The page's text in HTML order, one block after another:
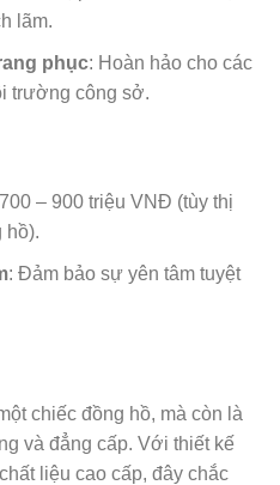
lãm.
phục: Hoàn hảo cho các
trường công sở.
– 900 triệu VNĐ (tùy thị
hồ).
: Đảm bảo sự yên tâm tuyệt
chiếc đồng hồ, mà còn là
và đẳng cấp. Với thiết kế
liệu cao cấp, đây chắc